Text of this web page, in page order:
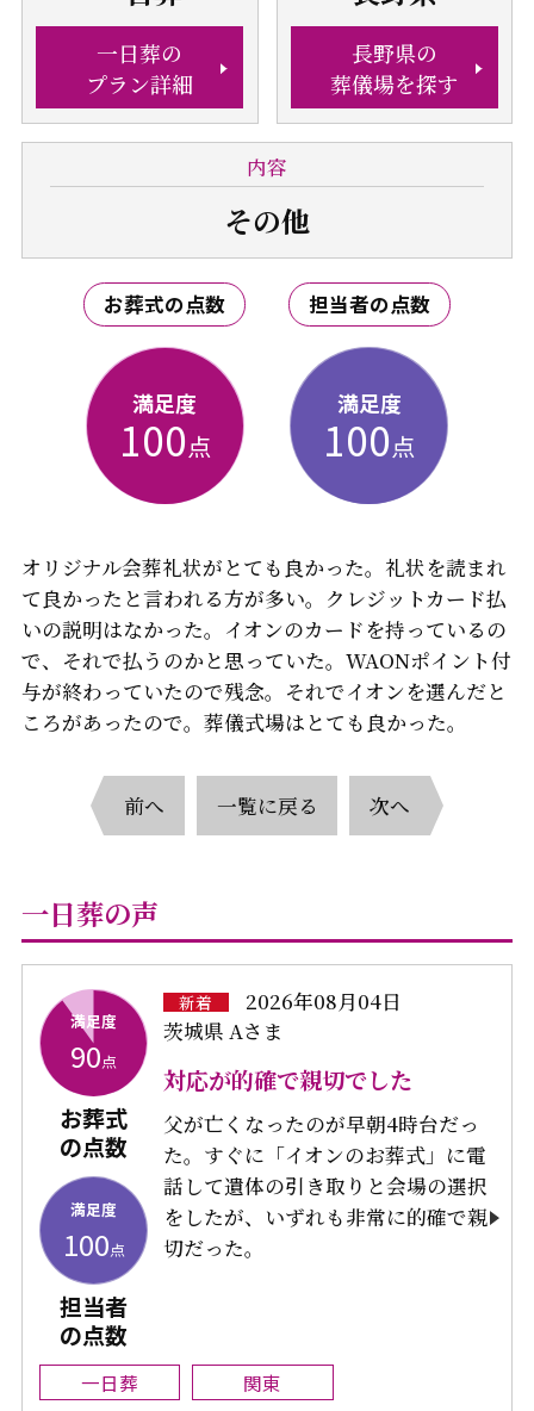
一日葬の
プラン詳細
長野県の
葬儀場を探す
内容
その他
お葬式の点数
満足度
100点
担当者の点数
満足度
100点
オリジナル会葬礼状がとても良かった。礼状を読まれ
て良かったと言われる方が多い。クレジットカード払
いの説明はなかった。イオンのカードを持っているの
で、それで払うのかと思っていた。WAONポイント付
与が終わっていたので残念。それでイオンを選んだと
ころがあったので。葬儀式場はとても良かった。
前へ 一覧に戻る 次へ
一日葬の声
満足度
90点
お葬式
の点数
満足度
100点
担当者
の点数
新着
2026年08月04日
茨城県 Aさま
対応が的確で親切でした
父が亡くなったのが早朝4時台だっ
た。すぐに「イオンのお葬式」に電
話して遺体の引き取りと会場の選択
をしたが、いずれも非常に的確で親
切だった。
一日葬
関東